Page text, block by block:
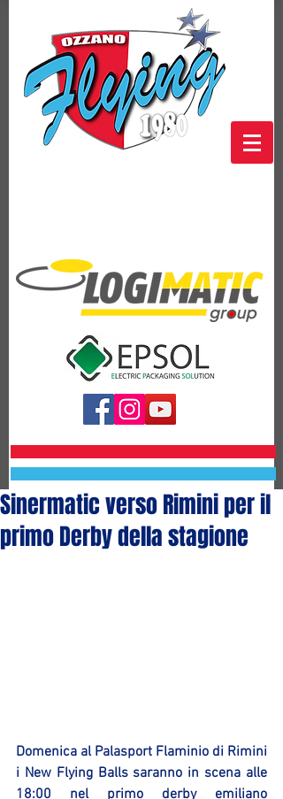
Sinermatic verso Rimini per il
primo Derby della stagione
Domenica al Palasport Flaminio di Rimini
i New Flying Balls saranno in scena alle
18:00 nel primo derby emiliano